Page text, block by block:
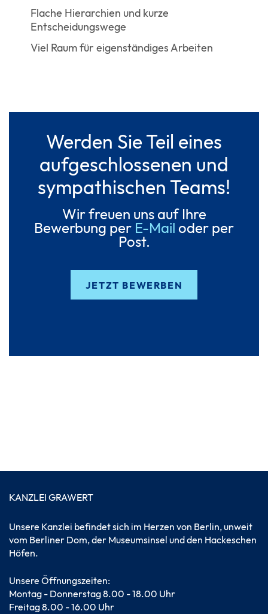
Flache Hierarchien und kurze
Entscheidungswege
Viel Raum für eigenständiges Arbeiten
Werden Sie Teil eines
aufgeschlossenen und
sympathischen Teams!
Wir freuen uns auf Ihre
Bewerbung per E-Mail oder per
Post.
JETZT BEWERBEN
KANZLEI GRAWERT
Unsere Kanzlei befindet sich im Herzen von Berlin, unweit
vom Berliner Dom, der Museumsinsel und den Hackeschen
Höfen.
Unsere Öffnungszeiten:
Montag - Donnerstag 8.00 - 18.00 Uhr
Freitag 8.00 - 16.00 Uhr